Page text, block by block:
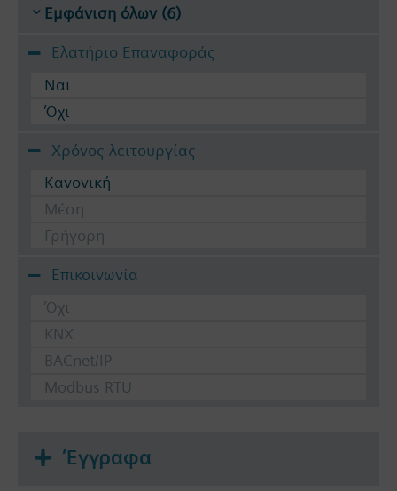
Εμφάνιση όλων (6)
Ελατήριο Επαναφοράς
Ναι
Όχι
Χρόνος λειτουργίας
Κανονική
Μέση
Γρήγορη
Επικοινωνία
Όχι
KNX
BACnet/IP
Modbus RTU
Έγγραφα